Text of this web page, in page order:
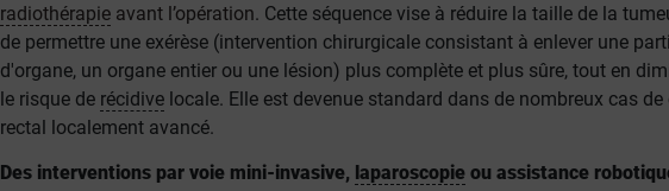
radiothérapieavant l’opération. Cette séquence vise à réduire la taille de la
de permettre une exérèse (intervention chirurgicale consistant à enlever une
d'organe, un organe entier ou une lésion) plus complète et plus sûre, tout en
le risque de récidivelocale. Elle est devenue standard dans de nombreux cas de
rectal localement avancé.
Des interventions par voie mini-invasive, laparoscopieou assistance